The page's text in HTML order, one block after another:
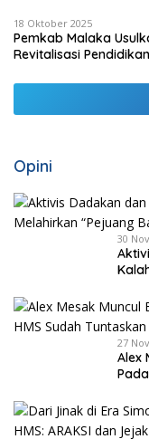
18 Oktober 2025
Pemkab Malaka
Revitalisasi
Opini
30
27
Alex